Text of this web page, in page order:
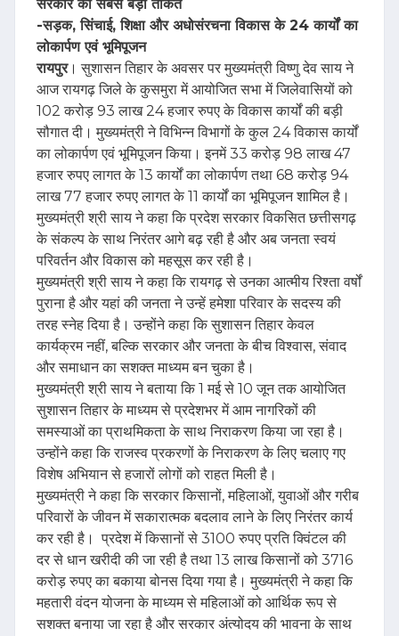
सरकार की सबसे बड़ी ताकत
-सड़क, सिंचाई, शिक्षा और अधोसंरचना विकास के 24 कार्यों का
लोकार्पण एवं भूमिपूजन
रायपुर। सुशासन तिहार के अवसर पर मुख्यमंत्री विष्णु देव साय ने
आज रायगढ़ जिले के कुसमुरा में आयोजित सभा में जिलेवासियों को
102 करोड़ 93 लाख 24 हजार रुपए के विकास कार्यों की बड़ी
सौगात दी। मुख्यमंत्री ने विभिन्न विभागों के कुल 24 विकास कार्यों
का लोकार्पण एवं भूमिपूजन किया। इनमें 33 करोड़ 98 लाख 47
हजार रुपए लागत के 13 कार्यों का लोकार्पण तथा 68 करोड़ 94
लाख 77 हजार रुपए लागत के 11 कार्यों का भूमिपूजन शामिल है।
मुख्यमंत्री श्री साय ने कहा कि प्रदेश सरकार विकसित छत्तीसगढ़
के संकल्प के साथ निरंतर आगे बढ़ रही है और अब जनता स्वयं
परिवर्तन और विकास को महसूस कर रही है।
मुख्यमंत्री श्री साय ने कहा कि रायगढ़ से उनका आत्मीय रिश्ता वर्षों
पुराना है और यहां की जनता ने उन्हें हमेशा परिवार के सदस्य की
तरह स्नेह दिया है। उन्होंने कहा कि सुशासन तिहार केवल
कार्यक्रम नहीं, बल्कि सरकार और जनता के बीच विश्वास, संवाद
और समाधान का सशक्त माध्यम बन चुका है।
मुख्यमंत्री श्री साय ने बताया कि 1 मई से 10 जून तक आयोजित
सुशासन तिहार के माध्यम से प्रदेशभर में आम नागरिकों की
समस्याओं का प्राथमिकता के साथ निराकरण किया जा रहा है।
उन्होंने कहा कि राजस्व प्रकरणों के निराकरण के लिए चलाए गए
विशेष अभियान से हजारों लोगों को राहत मिली है।
मुख्यमंत्री ने कहा कि सरकार किसानों, महिलाओं, युवाओं और गरीब
परिवारों के जीवन में सकारात्मक बदलाव लाने के लिए निरंतर कार्य
कर रही है। प्रदेश में किसानों से 3100 रुपए प्रति क्विंटल की
दर से धान खरीदी की जा रही है तथा 13 लाख किसानों को 3716
करोड़ रुपए का बकाया बोनस दिया गया है। मुख्यमंत्री ने कहा कि
महतारी वंदन योजना के माध्यम से महिलाओं को आर्थिक रूप से
सशक्त बनाया जा रहा है और सरकार अंत्योदय की भावना के साथ